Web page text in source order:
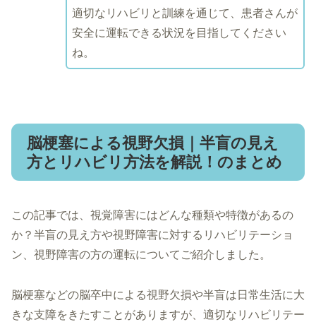
適切なリハビリと訓練を通じて、患者さんが
安全に運転できる状況を目指してください
ね。
脳梗塞による視野欠損｜半盲の見え
方とリハビリ方法を解説！のまとめ
この記事では、視覚障害にはどんな種類や特徴があるの
か？半盲の見え方や視野障害に対するリハビリテーショ
ン、視野障害の方の運転についてご紹介しました。
脳梗塞などの脳卒中による視野欠損や半盲は日常生活に大
きな支障をきたすことがありますが、適切なリハビリテー